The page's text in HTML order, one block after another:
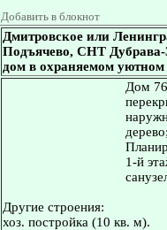
Добавить в блокнот
Дмитровское или
Подъячево, СНТ Дубрава-
дом в охраняемом
Дом
1-й
Другие строения:
хоз. постройка (10 кв. м).